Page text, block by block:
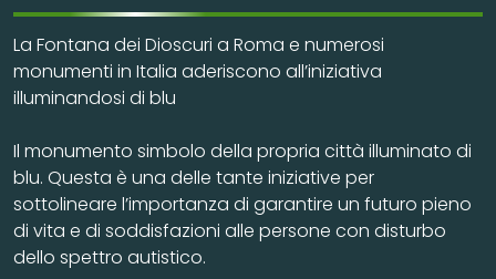
La Fontana dei Dioscuri a Roma e numerosi
monumenti in Italia aderiscono all’iniziativa
illuminandosi di blu
Il monumento simbolo della propria città illuminato di
blu. Questa è una delle tante iniziative per
sottolineare l’importanza di garantire un futuro pieno
di vita e di soddisfazioni alle persone con disturbo
dello spettro autistico.